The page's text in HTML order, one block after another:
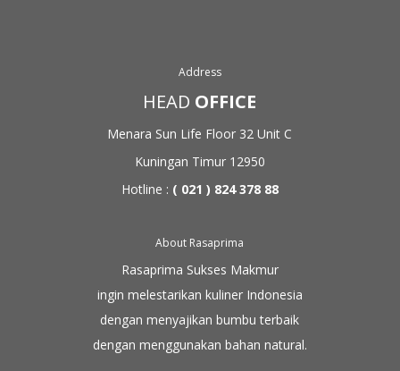
Address
HEAD OFFICE
Menara Sun Life Floor 32Unit C
Kuningan Timur 12950
Hotline : ( 021 ) 824 378 88
About Rasaprima
Rasaprima Sukses Makmur
ingin melestarikan kuliner Indonesia
dengan menyajikan bumbu terbaik
dengan menggunakan bahan natural.